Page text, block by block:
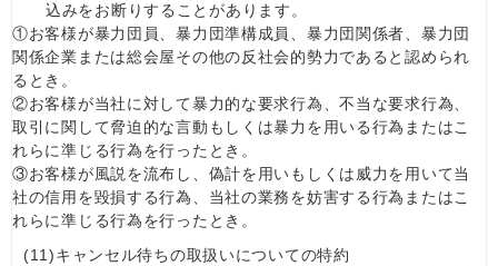
込みをお断りすることがあります。
①お客様が暴力団員、暴力団準構成員、暴力団関係者、暴力団
関係企業または総会屋その他の反社会的勢力であると認められ
るとき。
②お客様が当社に対して暴力的な要求行為、不当な要求行為、
取引に関して脅迫的な言動もしくは暴力を用いる行為またはこ
れらに準じる行為を行ったとき。
③お客様が風説を流布し、偽計を用いもしくは威力を用いて当
社の信用を毀損する行為、当社の業務を妨害する行為またはこ
れらに準じる行為を行ったとき。
(11)キャンセル待ちの取扱いについての特約